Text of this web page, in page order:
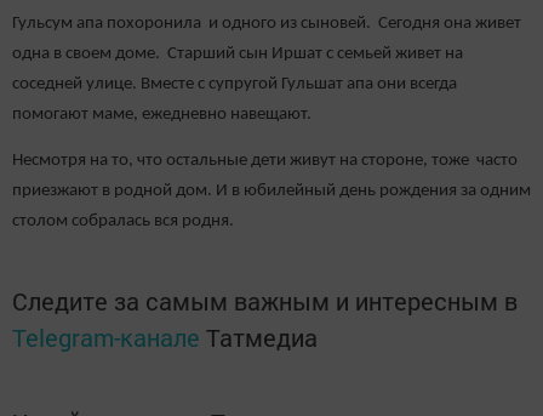
Гульсум апа похоронила и одного из сыновей. Сегодня она живет
одна в своем доме. Старший сын Иршат с семьей живет на
соседней улице. Вместе с супругой Гульшат апа они всегда
помогают маме, ежедневно навещают.
Несмотря на то, что остальные дети живут на стороне, тоже часто
приезжают в родной дом. И в юбилейный день рождения за одним
столом собралась вся родня.
Следите за самым важным и интересным в
Telegram-канале Татмедиа